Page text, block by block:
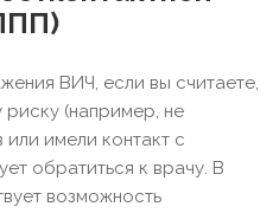
ВИЧ, если вы считаете,
риску (например, не
или имели контакт с
обратиться к врачу. В
возможность